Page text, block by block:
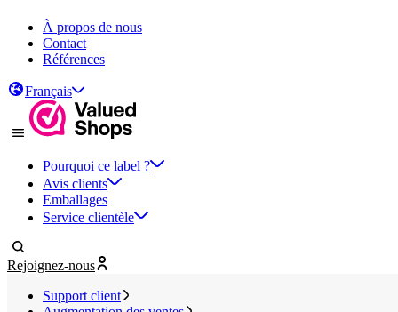
À propos de nous
Contact
Références
Français
Pourquoi ce label ?
Avis clients
Emballages
Service clientèle
Rejoignez-nous
Support client